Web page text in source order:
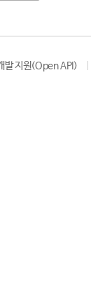
발 지원(Open API)